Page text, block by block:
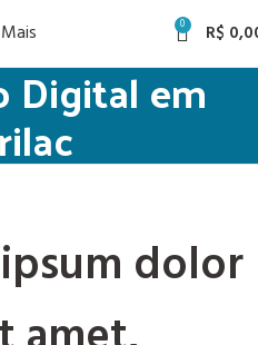
0 R$
Digital em
dolor